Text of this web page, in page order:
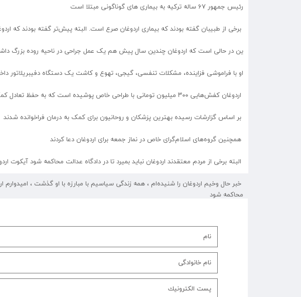
رئیس جمهور ۶۷ ساله ترکیه به بیماری های گوناگونی مبتلا است
برخی از طبیبان گفته بودند که بیماری اردوغان صرع است. البته پیش‌تر گفته بودند که
ین در حالی است که اردوغان چندین سال پیش هم یک عمل جراحی در ناحیه روده بزرگ
او با فراموشی فزاینده، مشکلات تنفسی، گیجی، تهوع و کاشت یک دستگاه دفیبریلاتور
اردوغان کفش‌هایی ۳۰۰ میلیون تومانی با طراحی خاص پوشیده است که به حفظ تعادل کمک می‌کند و عموماً توسط افراد مسن استفاده می‌شود
بر اساس گزارشات رسیده بهترین پزشکان و روحانیون برای کمک به درمان فراخوانده شدند
همچنین گروه‌های اسلام‌گرای خاص در نماز جمعه برای اردوغان دعا کردند
البته برخی از مردم معتقدند اردوغان نباید بمیرد تا در دادگاه عدالت محاکمه شود آیکوت
محاکمه شود
وقتش رسیده است که کناره‌گیری کند ‌▫️